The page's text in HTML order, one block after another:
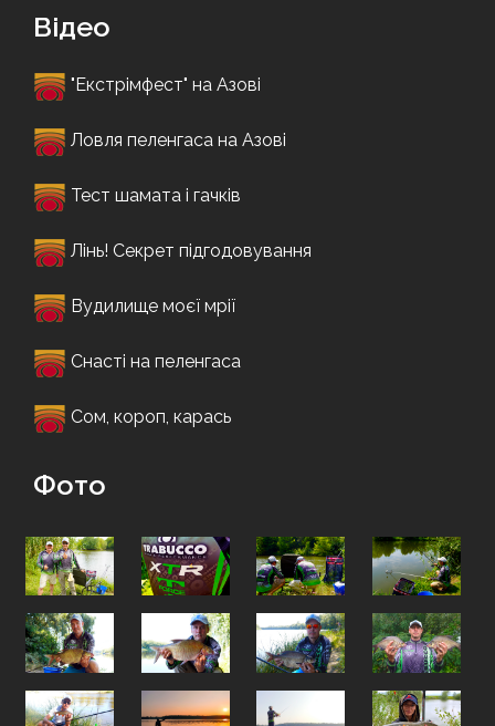
Відео
"Екстрімфест" на Азові
Ловля пеленгаса на Азові
Тест шамата і гачків
Лінь! Секрет підгодовування
Вудилище моєї мрії
Снасті на пеленгаса
Сом, короп, карась
Фото